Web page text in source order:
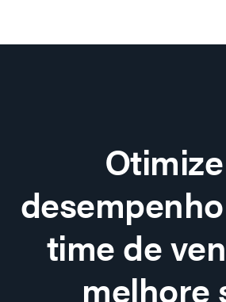
time de
melhore